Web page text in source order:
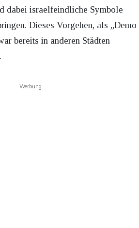
dabei israelfeindliche Symbole
Dieses Vorgehen, als „Demo
bereits in anderen Städten
Werbung